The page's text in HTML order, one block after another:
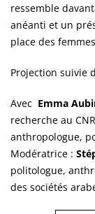
ressemble
anéanti et un
place des
Projection suivie
Avec Emma
recherche au
anthropologue,
Modératrice :
politologue,
des sociétés